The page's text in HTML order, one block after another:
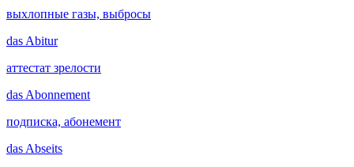
выхлопные газы, выбросы
das Abitur
аттестат зрелости
das Abonnement
подписка, абонемент
das Abseits